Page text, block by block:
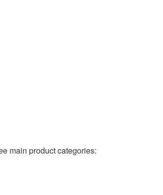
main product categories: